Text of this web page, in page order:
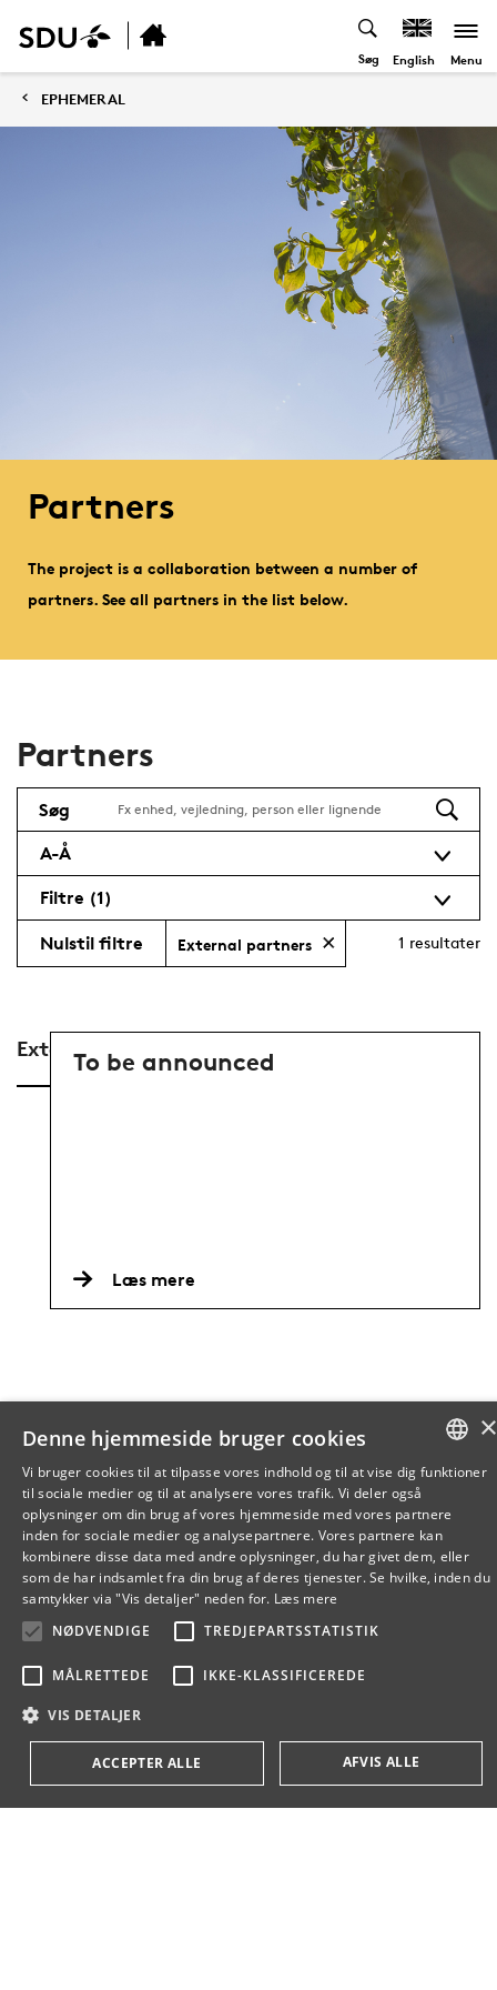
Søg English Menu
EPHEMERAL
Partners
The project is a collaboration between a number of
partners. See all partners in the list below.
Partners
Filtre (1)
A-Å
Søg
1 resultater
Nulstil filtre External partners
External partners
To be announced
Læs mere
ENGLISH
×
Denne hjemmeside bruger cookies
Vi bruger cookies til at tilpasse vores indhold og til at vise dig funktioner
til sociale medier og til at analysere vores trafik. Vi deler også
oplysninger om din brug af vores hjemmeside med vores partnere
inden for sociale medier og analysepartnere. Vores partnere kan
kombinere disse data med andre oplysninger, du har givet dem, eller
som de har indsamlet fra din brug af deres tjenester. Se hvilke, inden du
samtykker via "Vis detaljer" neden for. Læs mere
NØDVENDIGE
TREDJEPARTSSTATISTIK
MÅLRETTEDE IKKE-KLASSIFICEREDE
VIS DETALJER
ACCEPTER ALLE AFVIS ALLE